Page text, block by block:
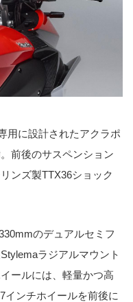
用に設計されたアクラポ
前後のサスペンション
ンズ製TTX36ショック
のデュアルセミフ
ラジアルマウント
ールには、軽量かつ高
インチホイールを前後に